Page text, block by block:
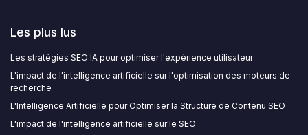
Les plus lus
Les stratégies SEO IA pour optimiser l'expérience utilisateur
L'impact de l'intelligence artificielle sur l'optimisation des moteurs de
recherche
L'Intelligence Artificielle pour Optimiser la Structure de Contenu SEO
L'impact de l'intelligence artificielle sur le SEO